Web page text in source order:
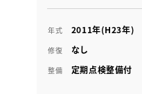
年式 2011年(H23年)
修復 なし
整備 定期点検整備付